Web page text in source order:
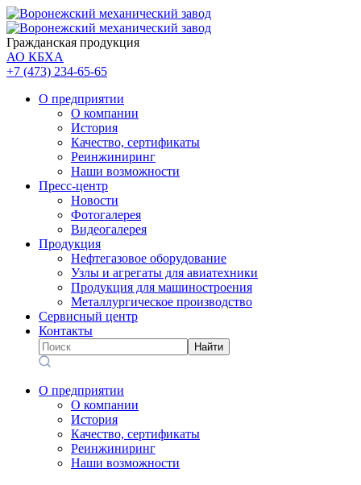
Гражданская продукция
АО КБХА
+7 (473) 234-65-65
О предприятии
О компании
История
Качество, сертификаты
Реинжиниринг
Наши возможности
Пресс-центр
Новости
Фотогалерея
Видеогалерея
Продукция
Нефтегазовое оборудование
Узлы и агрегаты для авиатехники
Продукция для машиностроения
Металлургическое производство
Сервисный центр
Контакты
Найти
О предприятии
О компании
История
Качество, сертификаты
Реинжиниринг
Наши возможности